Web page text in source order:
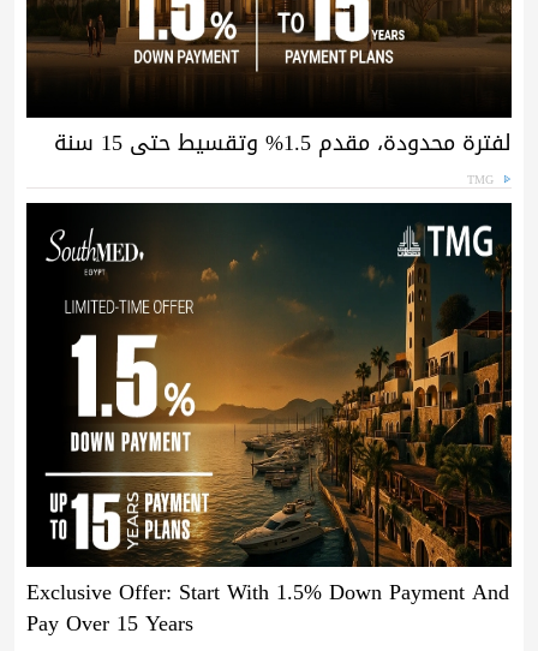
لفترة محدودة، مقدم 1.5% وتقسيط حتى 15 سنة
TMG
Exclusive Offer: Start With 1.5% Down Payment And
Pay Over 15 Years